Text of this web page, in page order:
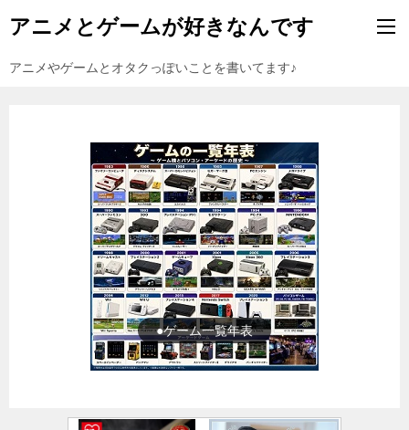
アニメとゲームが好きなんです
アニメやゲームとオタクっぽいことを書いてます♪
●ゲーム一覧年表